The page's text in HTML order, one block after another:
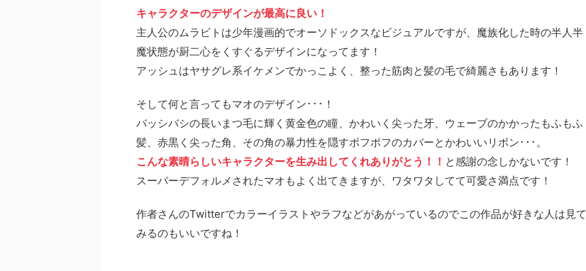
キャラクターのデザインが最高に良い！
主人公のムラビトは少年漫画的でオーソドックスなビジュアルですが、魔族化した時の半人半
魔状態が厨二心をくすぐるデザインになってます！
アッシュはヤサグレ系イケメンでかっこよく、整った筋肉と髪の毛で綺麗さもあります！
そして何と言ってもマオのデザイン･･･！
バッシバシの長いまつ毛に輝く黄金色の瞳、かわいく尖った牙、ウェーブのかかったもふもふ
髪、赤黒く尖った角、その角の暴力性を隠すポフポフのカバーとかわいいリボン･･･。
こんな素晴らしいキャラクターを生み出してくれありがとう！！ と感謝の念しかないです！
スーパーデフォルメされたマオもよく出てきますが、ワタワタしてて可愛さ満点です！
作者さんのTwitterでカラーイラストやラフなどがあがっているのでこの作品が好きな人は見て
みるのもいいですね！